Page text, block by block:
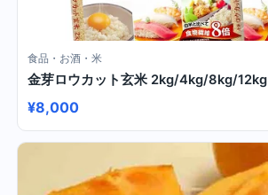
食品・お酒・米
金芽ロウカット玄米 2kg/4kg/8kg/12kg
¥8,000